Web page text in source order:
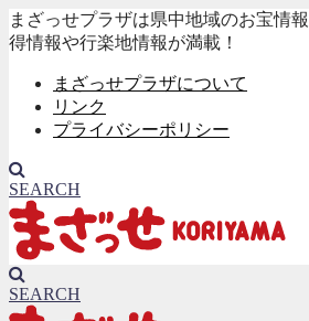
まざっせプラザは県中地域のお宝情
得情報や行楽地情報が満載！
まざっせプラザについて
リンク
プライバシーポリシー
SEARCH
SEARCH